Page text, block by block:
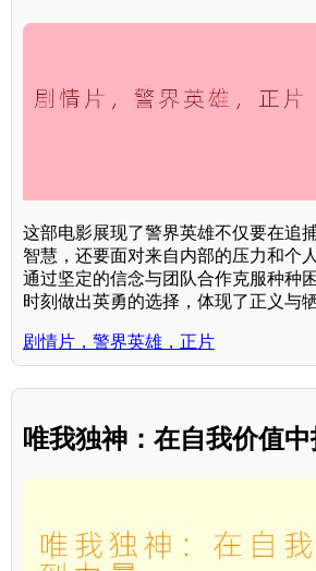
这部电影展现了警界英雄不仅要在追
智慧，还要面对来自内部的压力和个
通过坚定的信念与团队合作克服种种
时刻做出英勇的选择，体现了正义与
剧情片，警界英雄，正片
唯我独神：在自我价值